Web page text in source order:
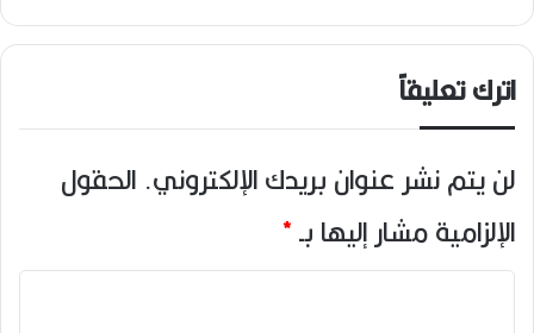
اترك تعليقاً
لن يتم نشر عنوان بريدك الإلكتروني. الحقول
الإلزامية مشار إليها بـ*
ا